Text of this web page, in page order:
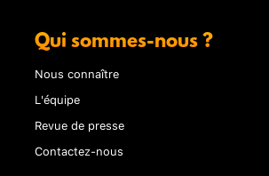
Qui sommes-nous ?
Nous connaître
L'équipe
Revue de presse
Contactez-nous